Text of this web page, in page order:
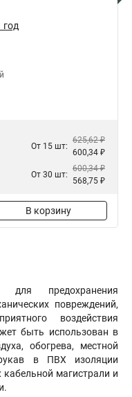
год
От 15 шт:
625,62 ₽
600,34 ₽
От 30 шт:
600,34 ₽
568,75 ₽
В корзину
для предохранения
повреждений,
воздействия
быть использован в
обогрева, местной
в ПВХ изоляции
магистрали и